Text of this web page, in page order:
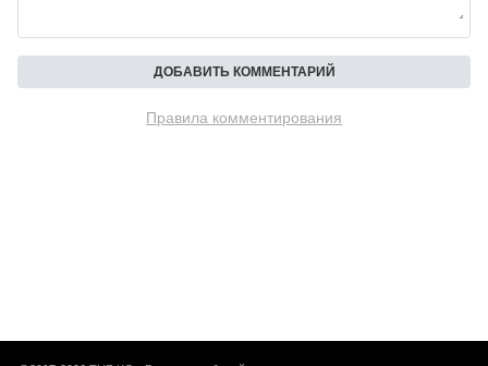
Правила комментирования